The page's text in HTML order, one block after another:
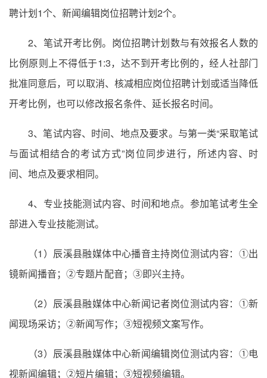
聘计划1个、新闻编辑岗位招聘计划2个。
2、笔试开考比例。岗位招聘计划数与有效报名人数的
比例原则上不得低于1:3，达不到开考比例的，经人社部门
批准同意后，可以取消、核减相应岗位招聘计划或适当降低
开考比例，也可以修改报名条件、延长报名时间。
3、笔试内容、时间、地点及要求。与第一类“采取笔试
与面试相结合的考试方式”岗位同步进行，所述内容、时
间、地点及要求相同。
4、专业技能测试内容、时间和地点。参加笔试考生全
部进入专业技能测试。
（1）辰溪县融媒体中心播音主持岗位测试内容：①出
镜新闻播音；②专题片配音；③即兴主持。
（2）辰溪县融媒体中心新闻记者岗位测试内容：①新
闻现场采访；②新闻写作；③短视频文案写作。
（3）辰溪县融媒体中心新闻编辑岗位测试内容：①电
视新闻编辑；②短片编辑；③短视频编辑。